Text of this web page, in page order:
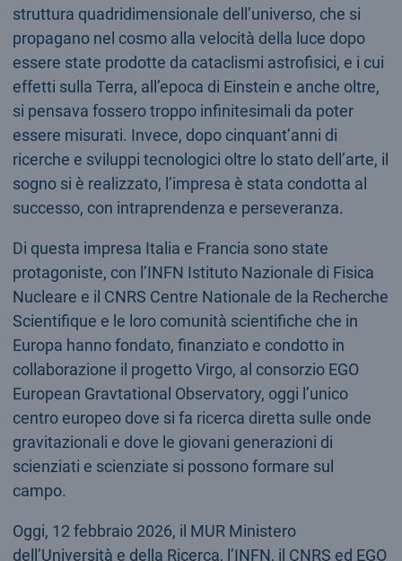
struttura quadridimensionale dell’universo, che si
propagano nel cosmo alla velocità della luce dopo
essere state prodotte da cataclismi astrofisici, e i cui
effetti sulla Terra, all’epoca di Einstein e anche oltre,
si pensava fossero troppo infinitesimali da poter
essere misurati. Invece, dopo cinquant’anni di
ricerche e sviluppi tecnologici oltre lo stato dell’arte, il
sogno si è realizzato, l’impresa è stata condotta al
successo, con intraprendenza e perseveranza.
Di questa impresa Italia e Francia sono state
protagoniste, con l’INFN Istituto Nazionale di Fisica
Nucleare e il CNRS Centre Nationale de la Recherche
Scientifique e le loro comunità scientifiche che in
Europa hanno fondato, finanziato e condotto in
collaborazione il progetto Virgo, al consorzio EGO
European Gravtational Observatory, oggi l’unico
centro europeo dove si fa ricerca diretta sulle onde
gravitazionali e dove le giovani generazioni di
scienziati e scienziate si possono formare sul
campo.
Oggi, 12 febbraio 2026, il MUR Ministero
dell’Università e della Ricerca, l’INFN, il CNRS ed EGO